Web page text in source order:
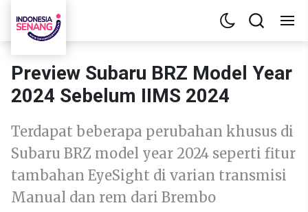
Preview Subaru BRZ Model Year
2024 Sebelum IIMS 2024
Terdapat beberapa perubahan khusus di
Subaru BRZ model year 2024 seperti fitur
tambahan EyeSight di varian transmisi
Manual dan rem dari Brembo